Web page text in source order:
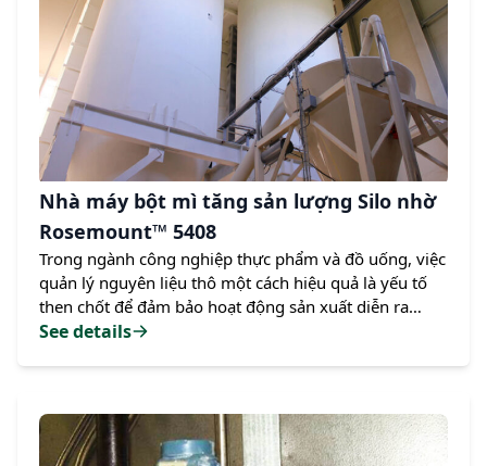
Nhà máy bột mì tăng sản lượng Silo nhờ
Rosemount™ 5408
Trong ngành công nghiệp thực phẩm và đồ uống, việc
quản lý nguyên liệu thô một cách hiệu quả là yếu tố
then chốt để đảm bảo hoạt động sản xuất diễn ra
suôn sẻ. Mng các silo lưu trữột công ty sản xuất mì
từ Emerson – cụ thể là Thiết bị đo mức radar -
Rosemount™ 5408 Non-Contacting – họ đã giải
See details